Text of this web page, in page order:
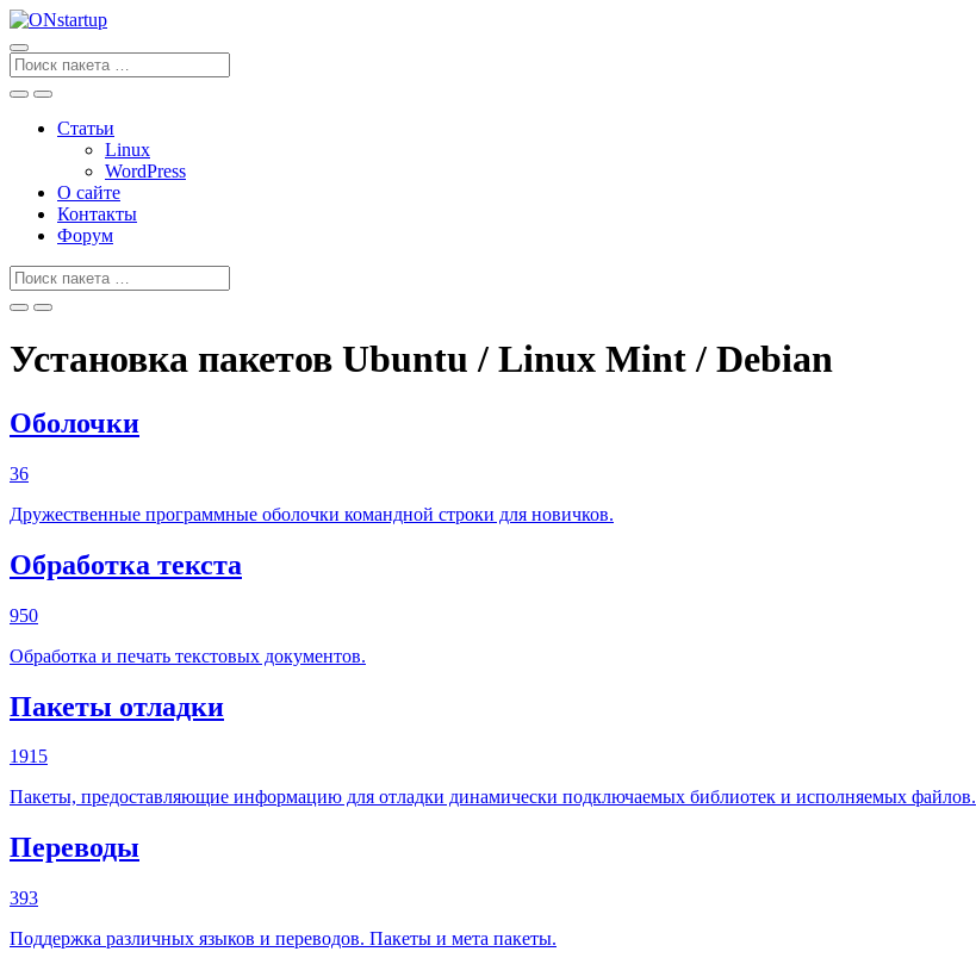
Перейти
к
содержанию
Поиск
для
Статьи
Linux
WordPress
О сайте
Контакты
Форум
Поиск
Установка пакетов Ubuntu / Linux Mint / Debian
Оболочки
36
Дружественные программные оболочки командной строки для новичков.
Обработка текста
950
Обработка и печать текстовых документов.
Пакеты отладки
1915
Пакеты, предоставляющие информацию для отладки динамически подключаемых библиотек и исполняемых файлов.
Переводы
393
Поддержка различных языков и переводов. Пакеты и мета пакеты.